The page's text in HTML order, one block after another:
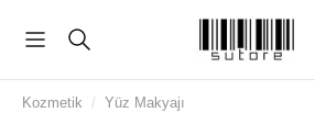
Kozmetik / Yüz Makyajı